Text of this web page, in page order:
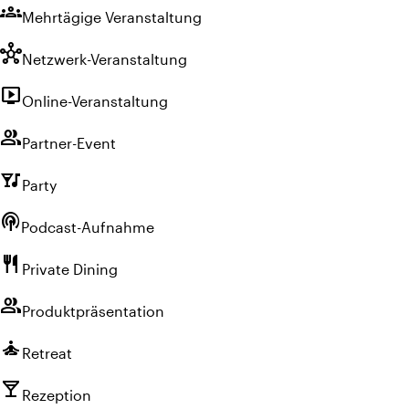
groupsMehrtägige Veranstaltung
hubNetzwerk-Veranstaltung
live_tvOnline-Veranstaltung
groupPartner-Event
nightlifeParty
podcastsPodcast-Aufnahme
restaurant Private Dining
groupProduktpräsentation
self_improvement Retreat
local_bar Rezeption